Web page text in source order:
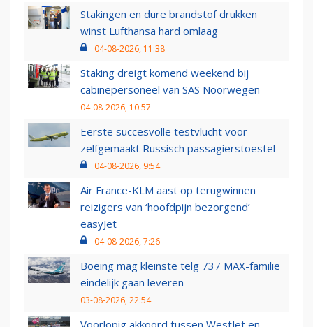
Stakingen en dure brandstof drukken
winst Lufthansa hard omlaag
04-08-2026, 11:38
Staking dreigt komend weekend bij
cabinepersoneel van SAS Noorwegen
04-08-2026, 10:57
Eerste succesvolle testvlucht voor
zelfgemaakt Russisch passagierstoestel
04-08-2026, 9:54
Air France-KLM aast op terugwinnen
reizigers van ‘hoofdpijn bezorgend’
easyJet
04-08-2026, 7:26
Boeing mag kleinste telg 737 MAX-familie
eindelijk gaan leveren
03-08-2026, 22:54
Voorlopig akkoord tussen WestJet en